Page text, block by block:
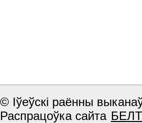
© Іўеўскі раённы
Распрацоўка сайта